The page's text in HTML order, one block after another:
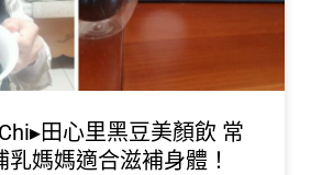
田心里黑豆美顏飲 常
乳媽媽適合滋補身體！